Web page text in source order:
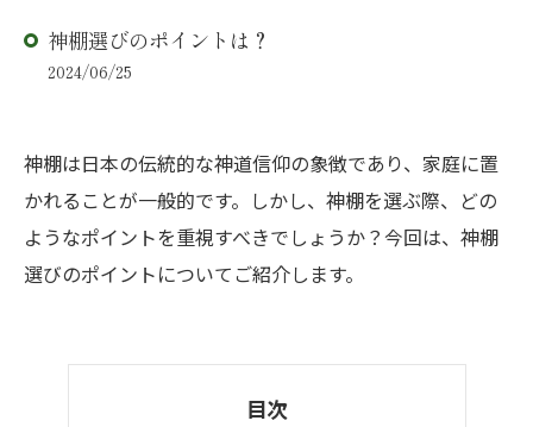
神棚選びのポイントは？
2024/06/25
神棚は日本の伝統的な神道信仰の象徴であり、家庭に置
かれることが一般的です。しかし、神棚を選ぶ際、どの
ようなポイントを重視すべきでしょうか？今回は、神棚
選びのポイントについてご紹介します。
目次